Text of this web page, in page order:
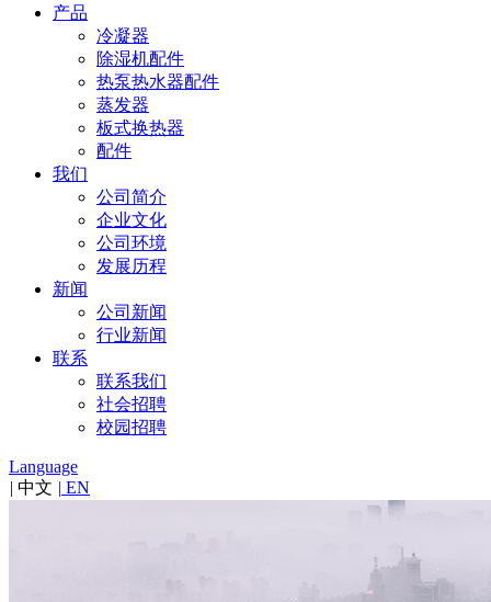
产品
冷凝器
除湿机配件
热泵热水器配件
蒸发器
板式换热器
配件
我们
公司简介
企业文化
公司环境
发展历程
新闻
公司新闻
行业新闻
联系
联系我们
社会招聘
校园招聘
Language
| 中文 | EN